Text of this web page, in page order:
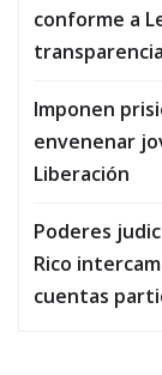
conforme a
Imponen
envenenar
Liberación
Poderes
Rico
cuentas